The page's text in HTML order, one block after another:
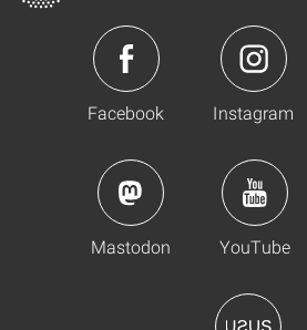
Facebook Instagram
Mastodon YouTube